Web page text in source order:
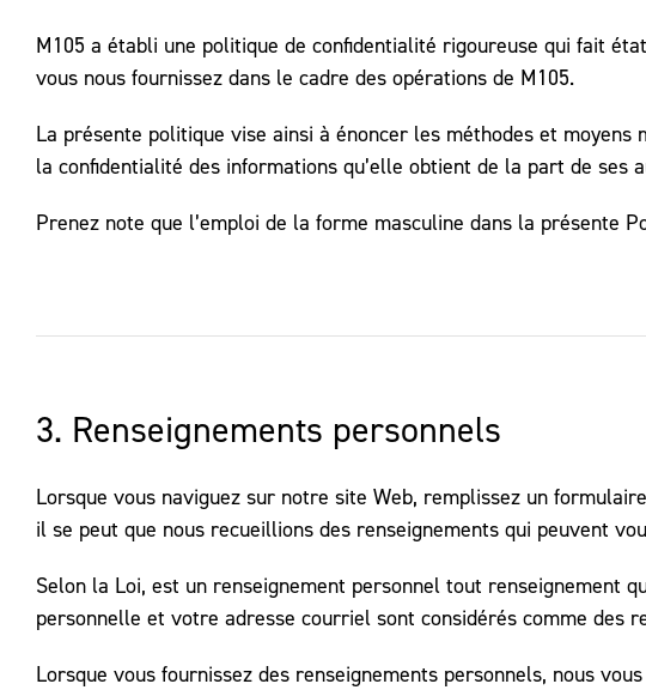
M105 a établi une politique de confidentialité rigoureuse qui fait
vous nous fournissez dans le cadre des opérations de M105.
La présente politique vise ainsi à énoncer les méthodes et
la confidentialité des informations qu’elle obtient de la part de ses
Prenez note que l’emploi de la forme masculine dans la présente
3. Renseignements personnels
Lorsque vous naviguez sur notre site Web, remplissez un
il se peut que nous recueillions des renseignements qui peuvent
Selon la Loi, est un renseignement personnel tout renseignement
personnelle et votre adresse courriel sont considérés comme des
Lorsque vous fournissez des renseignements personnels, nous